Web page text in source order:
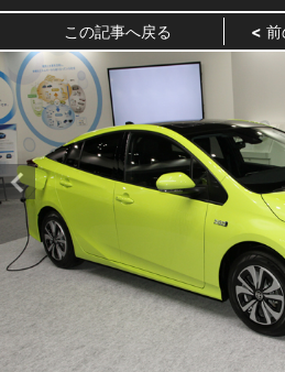
この記事へ戻る 前